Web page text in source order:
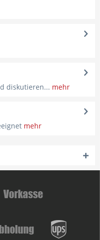
diskutieren... mehr
mehr